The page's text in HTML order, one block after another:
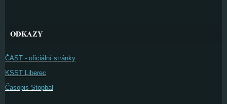
ODKAZY
ČAST - oficiální stránky
KSST Liberec
Časopis Stopbal